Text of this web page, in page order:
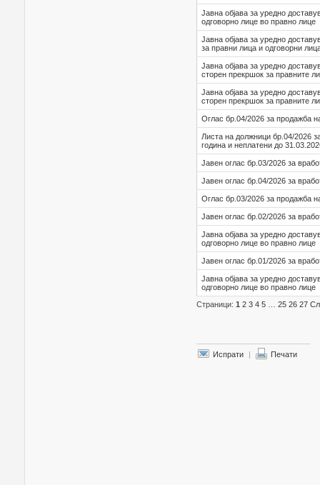
Јавна објава за уредно
одговорно лице во правно лице
Јавна објава за уредно
за правни лица и одговорни
Јавна објава за уредно
сторен прекршок за правните
Јавна објава за уредно
сторен прекршок за правните
Оглас бр.04/2026 за продажба
Листа на должници бр.04/2026
година и неплатени до
Јавен оглас бр.03/2026 за
Јавен оглас бр.04/2026 за
Оглас бр.03/2026 за продажба
Јавен оглас бр.02/2026 за
Јавна објава за уредно
одговорно лице во правно лице
Јавен оглас бр.01/2026 за
Јавна објава за уредно
одговорно лице во правно лице
Страници: 1 2 3 4 5 25 26 27
Испрати | Печати